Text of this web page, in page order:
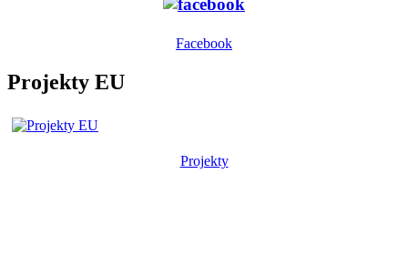
Facebook
Projekty EU
Projekty